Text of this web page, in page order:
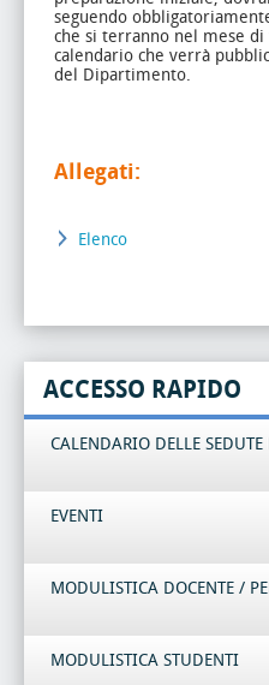
seguendo
che si terranno nel mese
calendario che verrà
del Dipartimento.
Allegati:
Elenco
ACCESSO RAPIDO
CALENDARIO DELLE
EVENTI
MODULISTICA DOCENTE /
MODULISTICA STUDENTI